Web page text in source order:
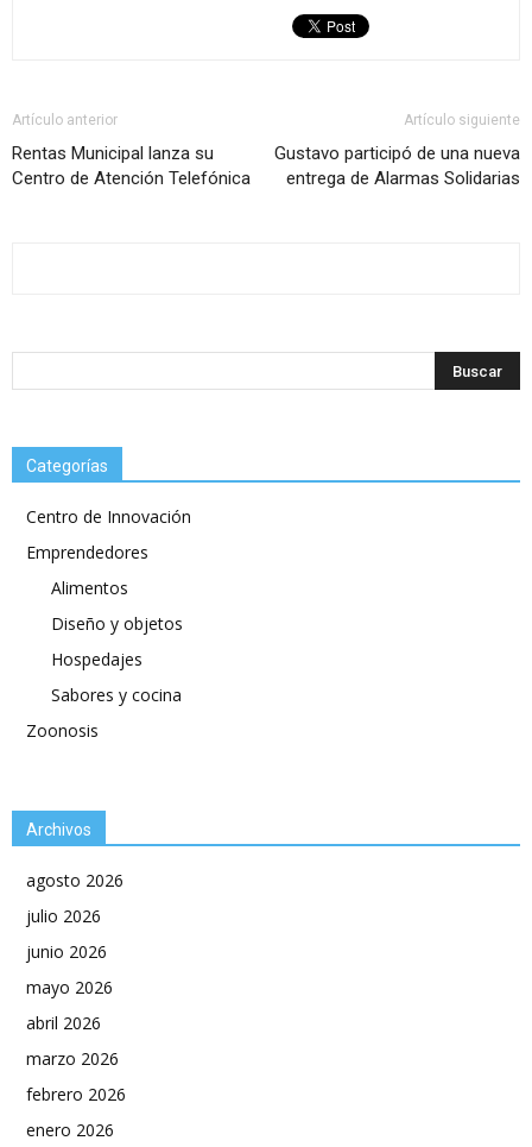
Artículo anterior
Rentas Municipal lanza su
Centro de Atención Telefónica
Artículo siguiente
Gustavo participó de una nueva
entrega de Alarmas Solidarias
Categorías
Centro de Innovación
Emprendedores
Alimentos
Diseño y objetos
Hospedajes
Sabores y cocina
Zoonosis
Archivos
agosto 2026
julio 2026
junio 2026
mayo 2026
abril 2026
marzo 2026
febrero 2026
enero 2026